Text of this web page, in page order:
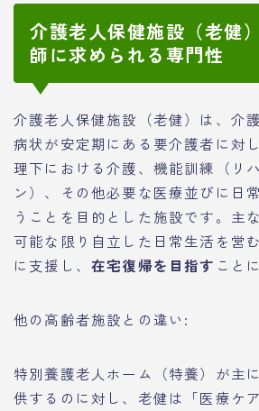
介護老人保健施設（老健
師に求められる専門性
介護老人保健施設（老健）は、介
病状が安定期にある要介護者に対
理下における介護、機能訓練（リ
ン）、その他必要な医療並びに日
うことを目的とした施設です。主
可能な限り自立した日常生活を営
に支援し、 在宅復帰を目指す こと
他の高齢者施設との違い:
特別養護老人ホーム（特養）が主
供するのに対し、老健は「医療ケ